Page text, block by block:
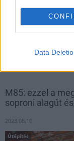
Data
Az ország
határig vezető
Dömper, a
építi fel egy közel
M85: ezzel a
soproni alagút
2023.08.10
Útépítés